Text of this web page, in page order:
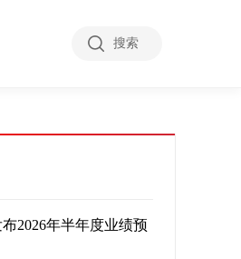
搜索
2026年半年度业绩预